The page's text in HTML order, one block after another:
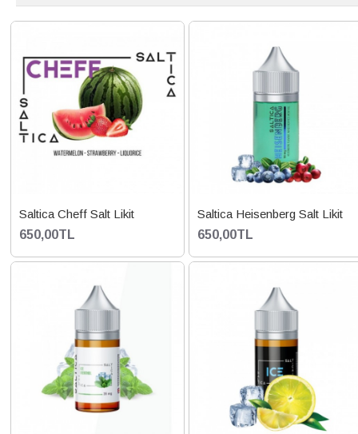
Saltica Cheff Salt Likit
650,00TL
Saltica Heisenberg Salt Likit
650,00TL